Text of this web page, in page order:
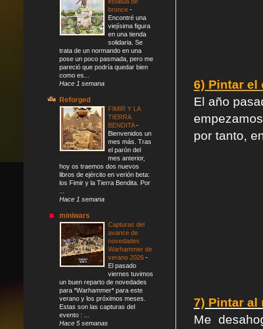
6) Pintar el
El año
por tanto,
7) Pintar al
Me
bronce -
Encontré una
viejísima figura
en una tienda
solidaria. Se
trata de un normando en una
pose un poco pasmada, pero me
pareció que podría quedar bien
como es...
Hace 1 semana
Reforged
FIMIR Y LA
TIERRA
BENDITA-
Bienvenidos un
mes más. Tras
el parón del
mes anterior,
hoy os traemos dos nuevos
libros de ejército en verión beta:
los Fimir y la Tierra Bendita. Por
Hace 1 semana
miniwars
Capturas del
avance de
novedades
Warhammer de
verano 2026 -
El pasado
viernes tuvimos
un buen reparto de novedades
para *Warhammer* para este
verano y los próximos meses.
Estas son las capturas del
evento : ...
Hace 5 semanas